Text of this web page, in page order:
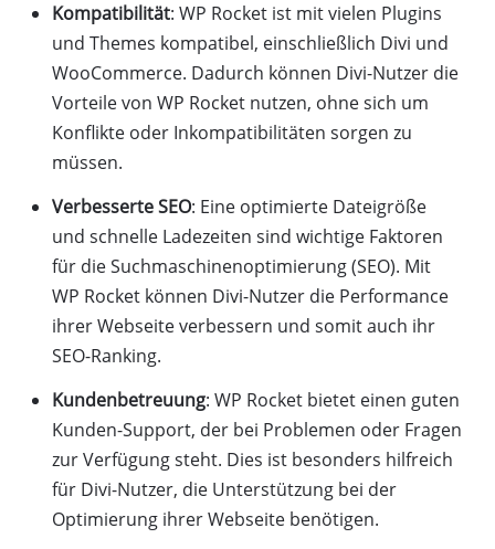
Kompatibilität: WP Rocket ist mit vielen Plugins
und Themes kompatibel, einschließlich Divi und
WooCommerce. Dadurch können Divi-Nutzer die
Vorteile von WP Rocket nutzen, ohne sich um
Konflikte oder Inkompatibilitäten sorgen zu
müssen.
Verbesserte SEO: Eine optimierte Dateigröße
und schnelle Ladezeiten sind wichtige Faktoren
für die Suchmaschinenoptimierung (SEO). Mit
WP Rocket können Divi-Nutzer die Performance
ihrer Webseite verbessern und somit auch ihr
SEO-Ranking.
Kundenbetreuung: WP Rocket bietet einen guten
Kunden-Support, der bei Problemen oder Fragen
zur Verfügung steht. Dies ist besonders hilfreich
für Divi-Nutzer, die Unterstützung bei der
Optimierung ihrer Webseite benötigen.